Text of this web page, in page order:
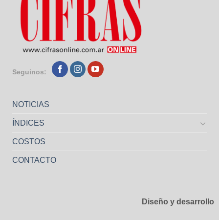
Seguinos:
NOTICIAS
ÍNDICES
COSTOS
CONTACTO
Diseño y desarrollo